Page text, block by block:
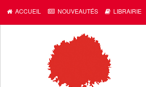
ACCUEIL NOUVEAUTÉS LIBRAIRIE